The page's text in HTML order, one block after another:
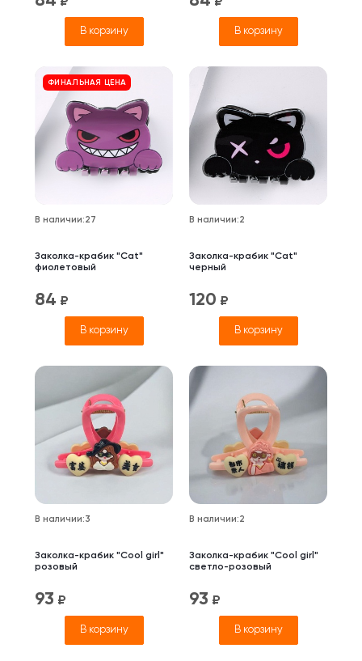
В корзину В корзину
ФИНАЛЬНАЯ ЦЕНА
В наличии:27
Заколка-крабик "Cat"
фиолетовый
84 ₽
В корзину
В наличии:2
Заколка-крабик "Cat"
черный
120 ₽
В корзину
В наличии:3
Заколка-крабик "Cool girl"
розовый
93 ₽
В корзину
В наличии:2
Заколка-крабик "Cool girl"
светло-розовый
93 ₽
В корзину